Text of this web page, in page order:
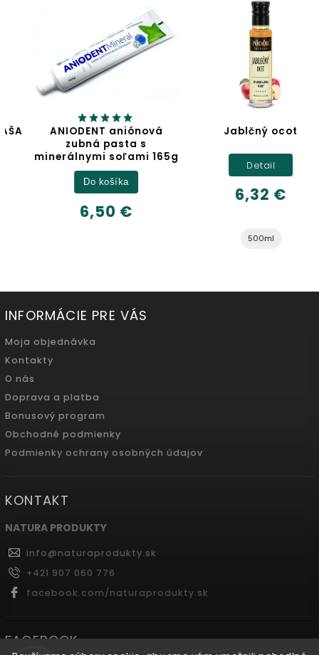
ANIODENT aniónová
zubná pasta s
minerálnymi soľami 165g
6,50 €
Do košíka
Jablčný ocot
6,32 €
Detail
INFORMÁCIE PRE VÁS
Moja objednávka
Kontakty
O nás
Doprava a platba
Bonusový program
Obchodné podmienky
Podmienky ochrany osobných údajov
KONTAKT
NATURA PRODUKTY
info@naturaprodukty.sk
+421 907 060 776
facebook.com/naturaprodukty.sk
FACEBOOK